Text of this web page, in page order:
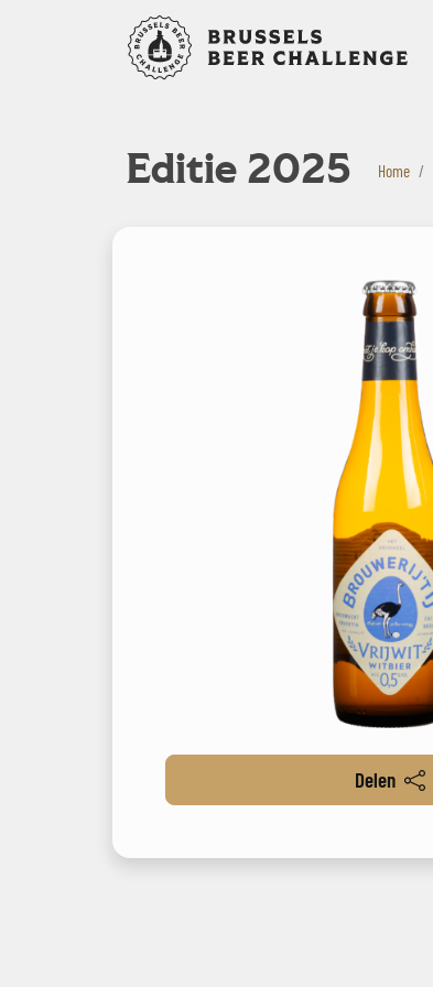
Editie 2025 Home
Delen